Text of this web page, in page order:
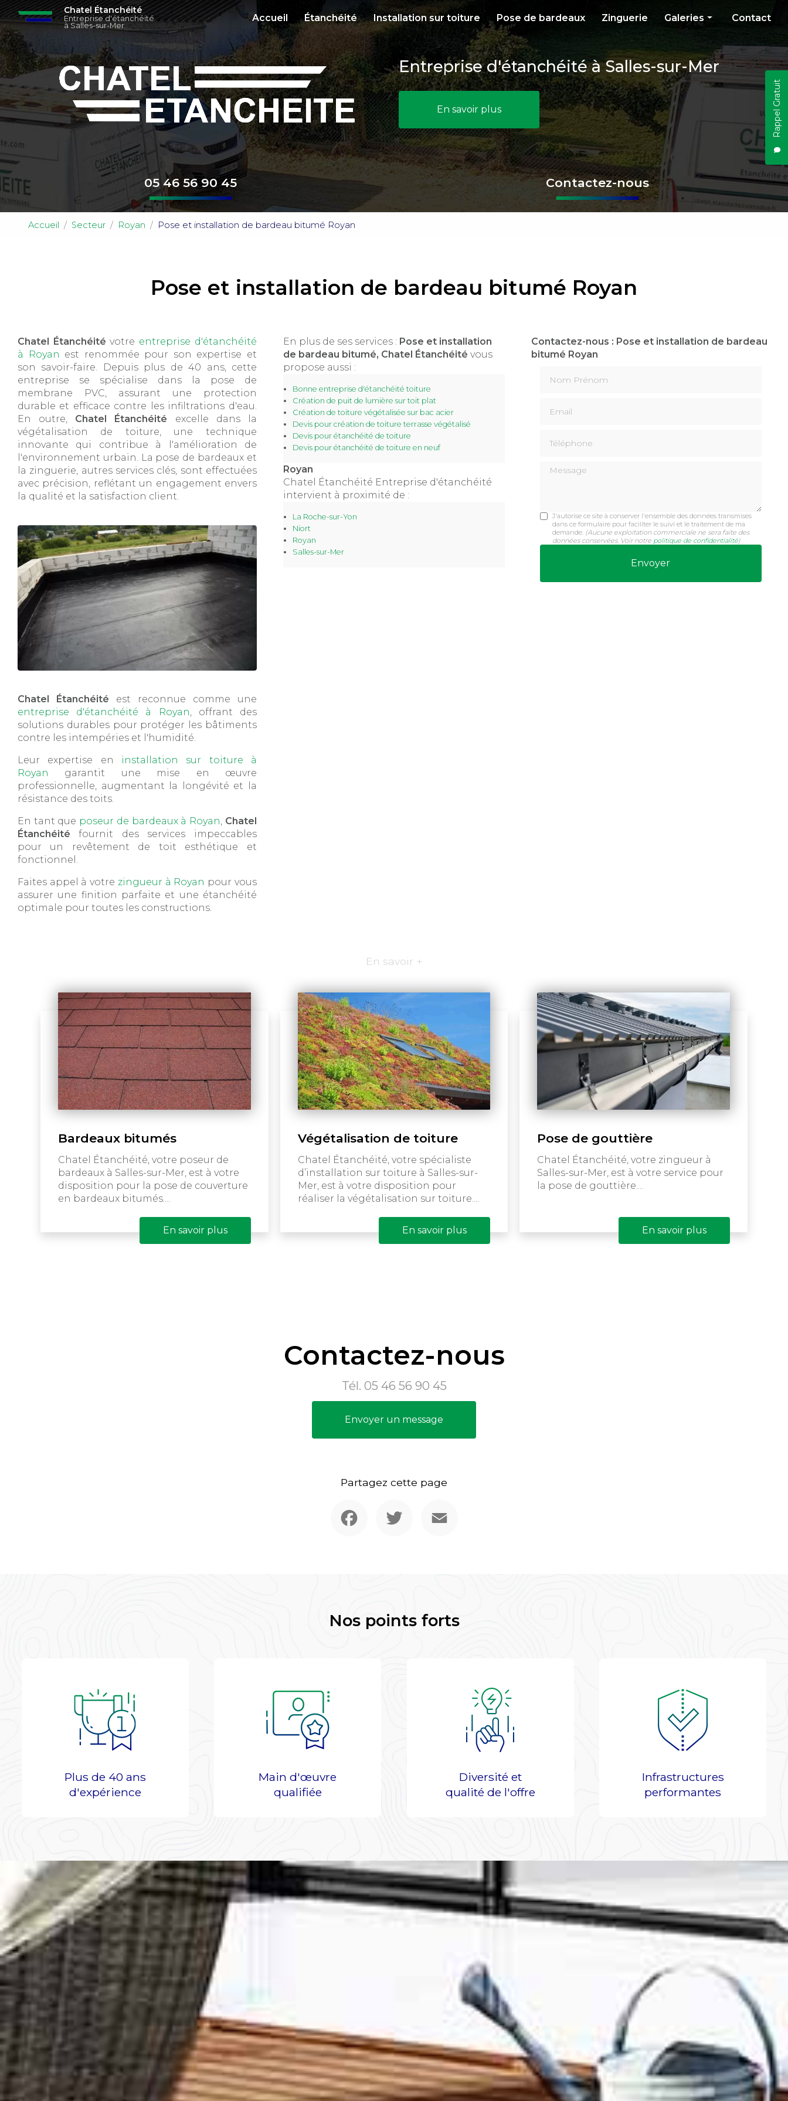
Aller
au
contenu
principal
Chatel Étanchéité
Entreprise d'étanchéité
à Salles-sur-Mer
Rappel Gratuit
Navigation principale
Accueil
Étanchéité Installation sur toiture Pose de bardeaux Zinguerie Galeries
Installation sur toiture
Pose de bardeaux
Zinguerie
Contact
Entreprise d'étanchéité à Salles-sur-Mer
En savoir plus
05 46 56 90 45 Contactez-nous
Accueil Secteur Royan Pose et installation de bardeau bitumé Royan
Pose et installation de bardeau bitumé Royan
Chatel Étanchéité votre entreprise d'étanchéité
à Royan est renommée pour son expertise et
son savoir-faire. Depuis plus de 40 ans, cette
entreprise se spécialise dans la pose de
membrane PVC, assurant une protection
durable et efficace contre les infiltrations d'eau.
En outre, Chatel Étanchéité excelle dans la
végétalisation de toiture, une technique
innovante qui contribue à l'amélioration de
l'environnement urbain. La pose de bardeaux et
la zinguerie, autres services clés, sont effectuées
avec précision, reflétant un engagement envers
la qualité et la satisfaction client.
Chatel Étanchéité est reconnue comme une
entreprise d'étanchéité à Royan, offrant des
solutions durables pour protéger les bâtiments
contre les intempéries et l'humidité.
Leur expertise en
installation sur toiture à
Royan
garantit une mise en œuvre
professionnelle, augmentant la longévité et la
résistance des toits.
En tant que poseur de bardeaux à Royan, Chatel
Étanchéité fournit des services impeccables
pour un revêtement de toit esthétique et
fonctionnel.
Faites appel à votre zingueur à Royan pour vous
assurer une finition parfaite et une étanchéité
optimale pour toutes les constructions.
En plus de ses services : Pose et installation
de bardeau bitumé, Chatel Étanchéité vous
propose aussi :
Bonne entreprise d'étanchéité toiture
Création de puit de lumière sur toit plat
Création de toiture végétalisée sur bac acier
Devis pour création de toiture terrasse végétalisé
Devis pour étanchéité de toiture
Devis pour étanchéité de toiture en neuf
Royan
Chatel Étanchéité Entreprise d'étanchéité
intervient à proximité de :
La Roche-sur-Yon
Niort
Royan
Salles-sur-Mer
Contactez-nous : Pose et installation de bardeau
bitumé Royan
Message
J'autorise ce site à conserver l'ensemble des données transmises
dans ce formulaire pour faciliter le suivi et le traitement de ma
demande. (Aucune exploitation commerciale ne sera faite des
données conservées. Voir notre politique de confidentialité)
En savoir +
Bardeaux bitumés
Chatel Étanchéité, votre poseur de
bardeaux à Salles-sur-Mer, est à votre
disposition pour la pose de couverture
en bardeaux bitumés....
En savoir plus
Végétalisation de toiture
Chatel Étanchéité, votre spécialiste
d’installation sur toiture à Salles-sur-
Mer, est à votre disposition pour
réaliser la végétalisation sur toiture....
En savoir plus
Pose de gouttière
Chatel Étanchéité, votre zingueur à
Salles-sur-Mer, est à votre service pour
la pose de gouttière....
En savoir plus
Contactez-nous
Tél. 05 46 56 90 45
Envoyer un message
Partagez cette page
Nos points forts
Plus de 40 ans
d'expérience
Main d'œuvre
qualifiée
Diversité et
qualité de l'offre
Infrastructures
performantes